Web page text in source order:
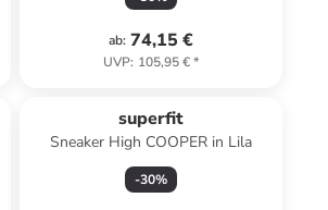
ab: 74,15 €
UVP: 105,95 €*
superfit
Sneaker High COOPER in Lila
-30%